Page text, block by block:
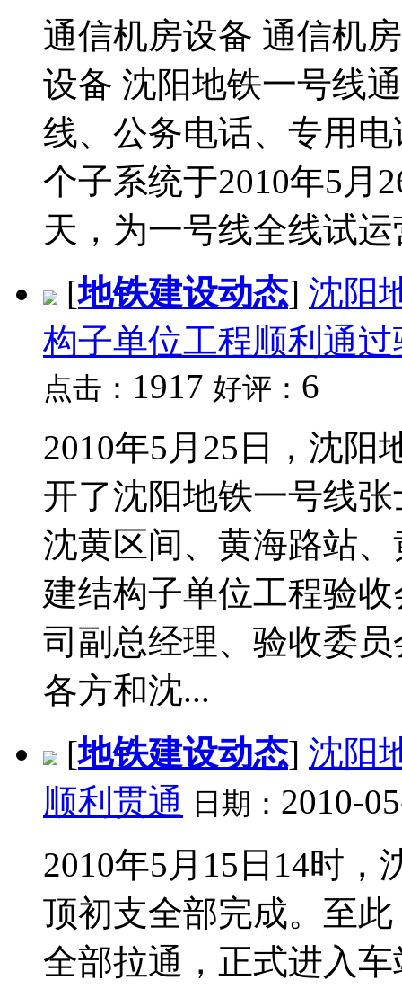
通信机房设备 通信机
设备 沈阳地铁一号线
线、公务电话、专用
个子系统于2010年5月
天，为一号线全线试
[地铁建设动态] 沈阳
构子单位工程顺利通过
点击： 1917 好评： 6
2010年5月25日，沈阳
开了沈阳地铁一号线
沈黄区间、黄海路站
建结构子单位工程验
司副总经理、验收委
各方和沈...
[地铁建设动态] 沈阳
顺利贯通
日期： 2010-
2010年5月15日14时
顶初支全部完成。至
全部拉通，正式进入